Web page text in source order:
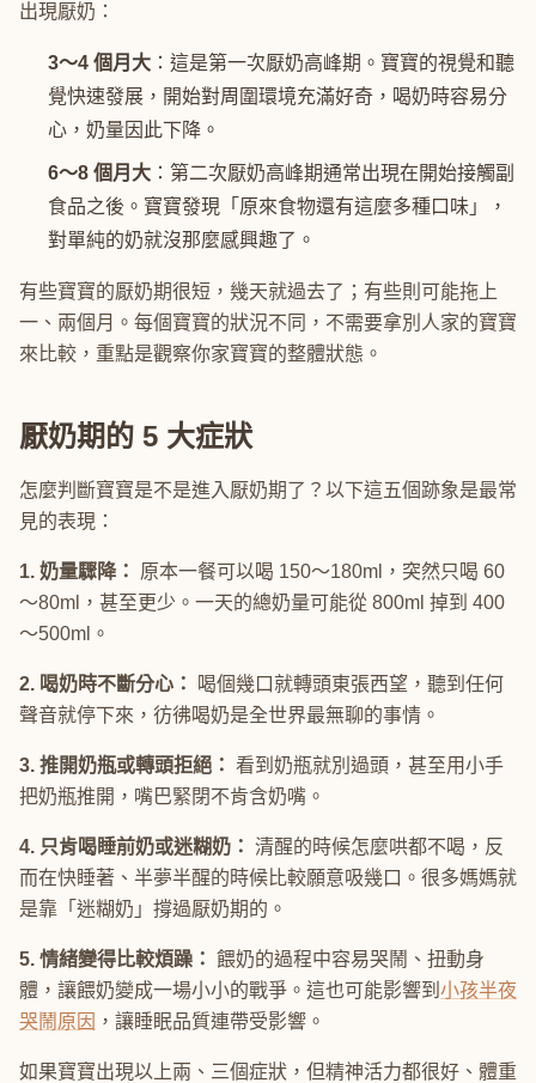
出現厭奶：
3～4 個月大 ：這是第一次厭奶高峰期。寶寶的視覺和聽
覺快速發展，開始對周圍環境充滿好奇，喝奶時容易分
心，奶量因此下降。
6～8 個月大 ：第二次厭奶高峰期通常出現在開始接觸副
食品之後。寶寶發現「原來食物還有這麼多種口味」，
對單純的奶就沒那麼感興趣了。
有些寶寶的厭奶期很短，幾天就過去了；有些則可能拖上
一、兩個月。每個寶寶的狀況不同，不需要拿別人家的寶寶
來比較，重點是觀察你家寶寶的整體狀態。
厭奶期的 5 大症狀
怎麼判斷寶寶是不是進入厭奶期了？以下這五個跡象是最常
見的表現：
1. 奶量驟降：
原本一餐可以喝 150～180ml，突然只喝 60
～80ml，甚至更少。一天的總奶量可能從 800ml 掉到 400
～500ml。
2. 喝奶時不斷分心：
喝個幾口就轉頭東張西望，聽到任何
聲音就停下來，彷彿喝奶是全世界最無聊的事情。
3. 推開奶瓶或轉頭拒絕： 看到奶瓶就別過頭，甚至用小手
把奶瓶推開，嘴巴緊閉不肯含奶嘴。
4. 只肯喝睡前奶或迷糊奶： 清醒的時候怎麼哄都不喝，反
而在快睡著、半夢半醒的時候比較願意吸幾口。很多媽媽就
是靠「迷糊奶」撐過厭奶期的。
5. 情緒變得比較煩躁： 餵奶的過程中容易哭鬧、扭動身
體，讓餵奶變成一場小小的戰爭。這也可能影響到 小孩半夜
哭鬧原因 ，讓睡眠品質連帶受影響。
如果寶寶出現以上兩、三個症狀，但精神活力都很好、體重